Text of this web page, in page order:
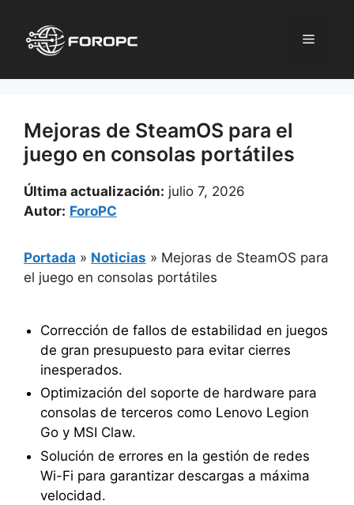
contenido
Menú
Mejoras de SteamOS para el
juego en consolas portátiles
Última actualización: julio 7, 2026
Autor: ForoPC
Portada » Noticias » Mejoras de SteamOS para
el juego en consolas portátiles
Corrección de fallos de estabilidad en juegos
de gran presupuesto para evitar cierres
inesperados.
Optimización del soporte de hardware para
consolas de terceros como Lenovo Legion
Go y MSI Claw.
Solución de errores en la gestión de redes
Wi-Fi para garantizar descargas a máxima
velocidad.